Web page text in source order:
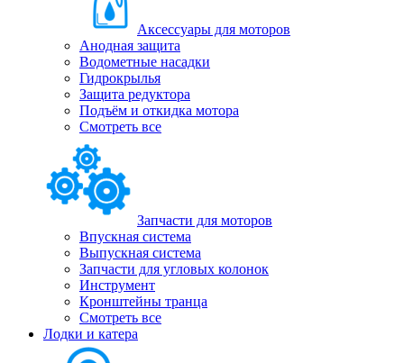
Аксессуары для моторов
Анодная защита
Водометные насадки
Гидрокрылья
Защита редуктора
Подъём и откидка мотора
Смотреть все
Запчасти для моторов
Впускная система
Выпускная система
Запчасти для угловых колонок
Инструмент
Кронштейны транца
Смотреть все
Лодки и катера